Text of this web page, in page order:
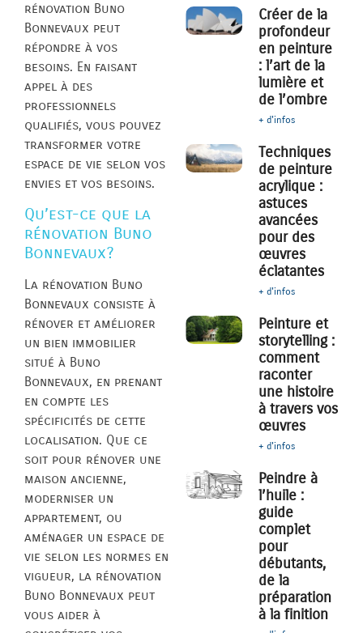
rénovation Buno
Bonnevaux peut
répondre à vos
besoins. En faisant
appel à des
professionnels
qualifiés, vous pouvez
transformer votre
espace de vie selon vos
envies et vos besoins.
Qu’est-ce que la
rénovation Buno
Bonnevaux?
La rénovation Buno
Bonnevaux consiste à
rénover et améliorer
un bien immobilier
situé à Buno
Bonnevaux, en prenant
en compte les
spécificités de cette
localisation. Que ce
soit pour rénover une
maison ancienne,
moderniser un
appartement, ou
aménager un espace de
vie selon les normes en
vigueur, la rénovation
Buno Bonnevaux peut
vous aider à
Créer de la
profondeur
en peinture
: l’art de la
lumière et
de l’ombre
+ d'infos
Techniques
de peinture
acrylique :
astuces
avancées
pour des
œuvres
éclatantes
+ d'infos
Peinture et
storytelling :
comment
raconter
une histoire
à travers vos
œuvres
+ d'infos
Peindre à
l’huile :
guide
complet
pour
débutants,
de la
préparation
à la finition